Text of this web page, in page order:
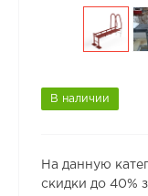
В наличии
На данную
скидки до 40%